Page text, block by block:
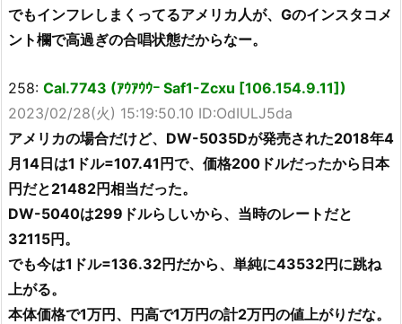
でもインフレしまくってるアメリカ人が、Gのインスタコメ
ント欄で高過ぎの合唱状態だからなー。
258: Cal.7743 (ｱｳｱｳｳｰ Saf1-Zcxu [106.154.9.11])
2023/02/28(火) 15:19:50.10 ID:OdIULJ5da
アメリカの場合だけど、DW-5035Dが発売された2018年4
月14日は1ドル=107.41円で、価格200ドルだったから日本
円だと21482円相当だった。
DW-5040は299ドルらしいから、当時のレートだと
32115円。
でも今は1ドル=136.32円だから、単純に43532円に跳ね
上がる。
本体価格で1万円、円高で1万円の計2万円の値上がりだな。